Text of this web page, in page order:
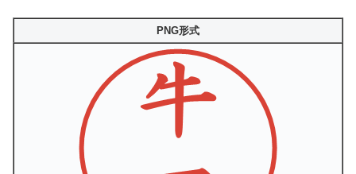
PNG形式